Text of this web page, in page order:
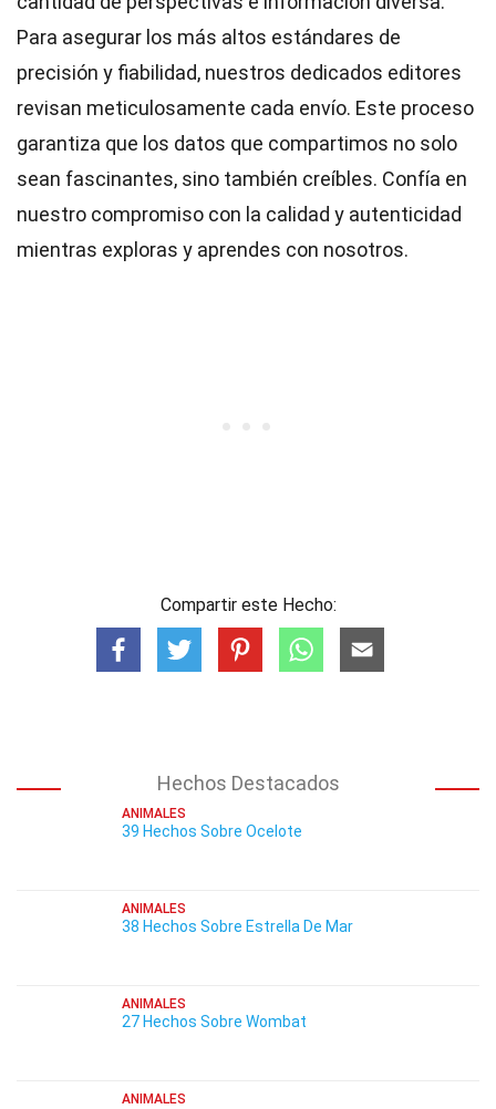
Para asegurar los más altos estándares de
precisión y fiabilidad, nuestros dedicados editores
revisan meticulosamente cada envío. Este proceso
garantiza que los datos que compartimos no solo
sean fascinantes, sino también creíbles. Confía en
nuestro compromiso con la calidad y autenticidad
mientras exploras y aprendes con nosotros.
Compartir este Hecho:
Hechos Destacados
ANIMALES
39 Hechos Sobre Ocelote
ANIMALES
38 Hechos Sobre Estrella De Mar
ANIMALES
27 Hechos Sobre Wombat
ANIMALES